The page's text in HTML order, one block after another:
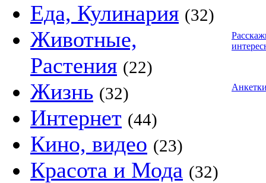
Еда, Кулинария (32)
Животные,
Растения (22)
Жизнь (32)
Интернет (44)
Кино, видео (23)
Красота и Мода (32)